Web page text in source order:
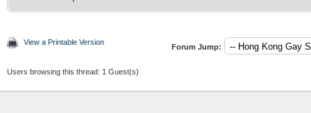
View a Printable Version
Forum Jump:
Users browsing this thread: 1 Guest(s)